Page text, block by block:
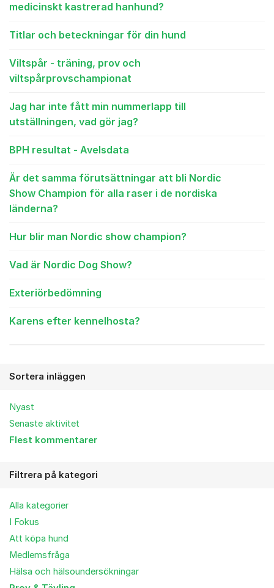
medicinskt kastrerad hanhund?
Titlar och beteckningar för din hund
Viltspår - träning, prov och
viltspårprovschampionat
Jag har inte fått min nummerlapp till
utställningen, vad gör jag?
BPH resultat - Avelsdata
Är det samma förutsättningar att bli Nordic
Show Champion för alla raser i de nordiska
länderna?
Hur blir man Nordic show champion?
Vad är Nordic Dog Show?
Exteriörbedömning
Karens efter kennelhosta?
Sortera inläggen
Nyast
Senaste aktivitet
Flest kommentarer
Filtrera på kategori
Alla kategorier
I Fokus
Att köpa hund
Medlemsfråga
Hälsa och hälsoundersökningar